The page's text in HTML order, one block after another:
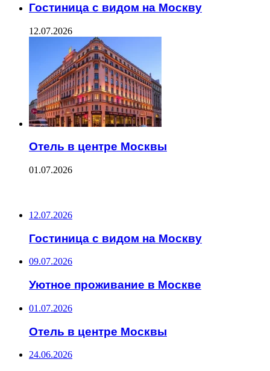
Гостиница с видом на Москву
12.07.2026
Отель в центре Москвы
01.07.2026
12.07.2026
Гостиница с видом на Москву
09.07.2026
Уютное проживание в Москве
01.07.2026
Отель в центре Москвы
24.06.2026